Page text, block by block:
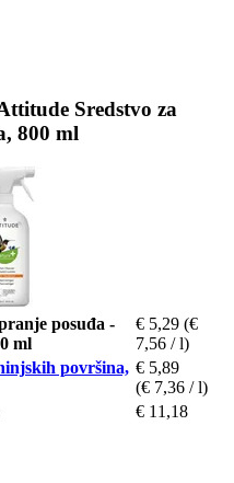
Sredstvo za
800 ml
posuđa -
ml
€ 5,29 (€
7,56 / l)
površina, € 5,89
(€ 7,36 / l)
€ 11,18